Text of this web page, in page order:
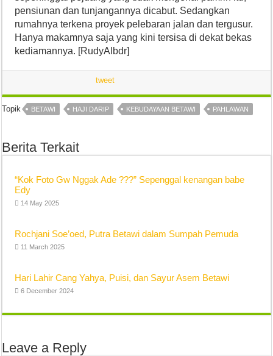
pensiunan dan tunjangannya dicabut. Sedangkan
rumahnya terkena proyek pelebaran jalan dan tergusur.
Hanya makamnya saja yang kini tersisa di dekat bekas
kediamannya. [RudyAlbdr]
tweet
Topik BETAWI HAJI DARIP KEBUDAYAAN BETAWI PAHLAWAN
Berita Terkait
“Kok Foto Gw Nggak Ade ???” Sepenggal kenangan babe
Edy
14 May 2025
Rochjani Soe’oed, Putra Betawi dalam Sumpah Pemuda
11 March 2025
Hari Lahir Cang Yahya, Puisi, dan Sayur Asem Betawi
6 December 2024
Leave a Reply